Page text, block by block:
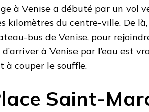
à Venise a débuté par un vol
kilomètres du centre-ville. De
bus de Venise, pour
à Venise par l’eau est
à couper le souffle.
Saint-